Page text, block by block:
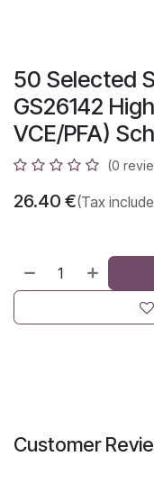
50 Selected
GS26142
VCE/PFA)
(0
26.40 €(Tax
Customer